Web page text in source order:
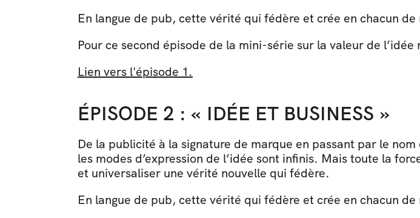
En langue de pub, cette vérité qui fédère et crée en chacun de
Pour ce second épisode de la mini-série sur la valeur de
Lien vers l'épisode 1.
ÉPISODE 2 : « IDÉE ET BUSINESS »
De la publicité à la signature de marque en passant par le
les modes d’expression de l’idée sont infinis. Mais toute la
et universaliser une vérité nouvelle qui fédère.
En langue de pub, cette vérité qui fédère et crée en chacun de